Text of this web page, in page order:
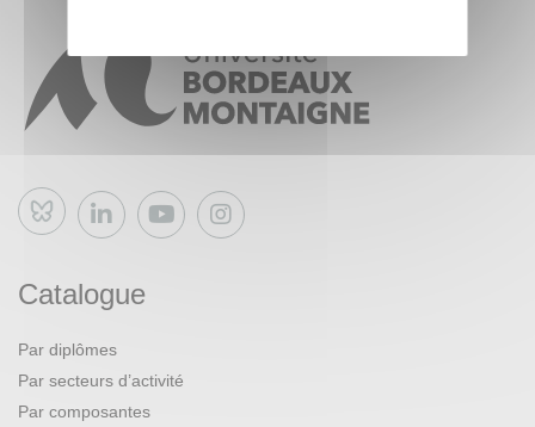
Bluesky
Catalogue
Par diplômes
Par secteurs d’activité
Par composantes